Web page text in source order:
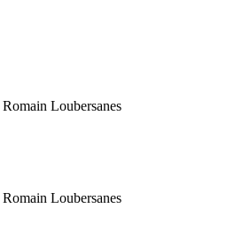
Romain Loubersanes
Romain Loubersanes